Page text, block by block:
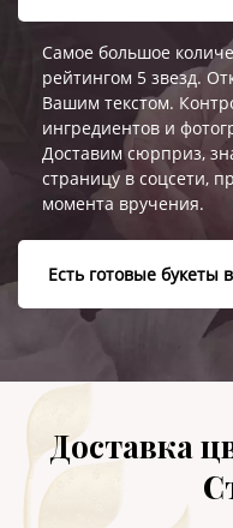
Самое большое
рейтингом 5 звезд.
Вашим текстом.
ингредиентов и
Доставим сюрприз,
страницу в соцсети,
момента вручения.
Есть готовые букеты
Доставка